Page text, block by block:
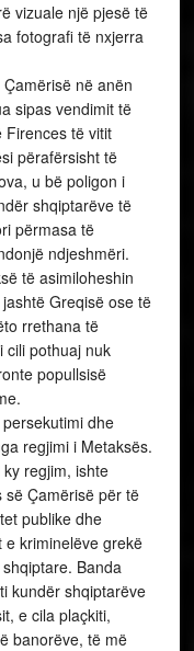
vizuale një pjesë të
fotografi të nxjerra
në anën
sipas vendimit të
Firences të vitit
përafërsisht të
u bë poligon i
shqiptarëve të
përmasa të
ndjeshmëri.
të asimiloheshin
Greqisë ose të
rrethana të
cili pothuaj nuk
popullsisë
dhe
regjimi i Metaksës.
regjim, ishte
së Çamërisë për të
publike dhe
e kriminelëve grekë
Banda
kundër shqiptarëve
e cila plaçkiti,
banorëve, të më